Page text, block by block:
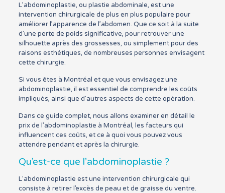
L’abdominoplastie, ou plastie abdominale, est une
intervention chirurgicale de plus en plus populaire pour
améliorer l’apparence de l’abdomen. Que ce soit à la suite
d’une perte de poids significative, pour retrouver une
silhouette après des grossesses, ou simplement pour des
raisons esthétiques, de nombreuses personnes envisagent
cette chirurgie.
Si vous êtes à Montréal et que vous envisagez une
abdominoplastie, il est essentiel de comprendre les coûts
impliqués, ainsi que d’autres aspects de cette opération.
Dans ce guide complet, nous allons examiner en détail le
prix de l’abdominoplastie à Montréal, les facteurs qui
influencent ces coûts, et ce à quoi vous pouvez vous
attendre pendant et après la chirurgie.
Qu’est-ce que l’abdominoplastie ?
L’abdominoplastie est une intervention chirurgicale qui
consiste à retirer l’excès de peau et de graisse du ventre.